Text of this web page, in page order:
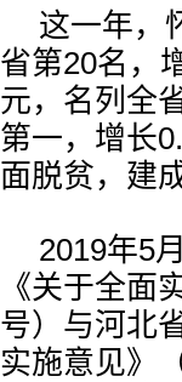
这一年，
省第20名，
元，名列全
第一，增长
面脱贫，建
2019年5
《关于全面
号）与河北
实施意见》